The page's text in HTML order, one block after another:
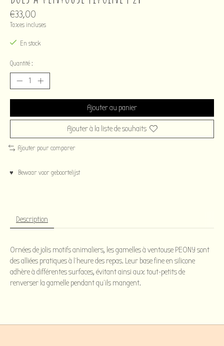
€33,00
Taxes incluses
En stock
Quantité :
Ajouter au panier
Ajouter à la liste de souhaits
Ajouter pour comparer
♥ Bewaar voor geboortelijst
Description
Ornées de jolis motifs animaliers, les gamelles à ventouse PEONY sont
des alliées pratiques à l'heure des repas. Leur base fine en silicone
adhère à différentes surfaces, évitant ainsi aux tout-petits de
renverser la gamelle pendant qu'ils mangent.